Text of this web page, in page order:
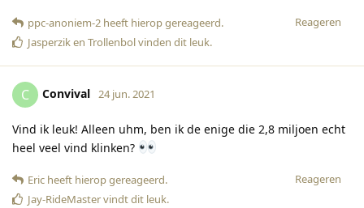
Reageren
ppc-anoniem-2 heeft hierop gereageerd.
Jasperziken Trollenbolvinden dit leuk.
C Convival 24 jun. 2021
Vind ik leuk! Alleen uhm, ben ik de enige die 2,8 miljoen echt
heel veel vind klinken?
Reageren
Eric heeft hierop gereageerd.
Jay-RideMastervindt dit leuk.